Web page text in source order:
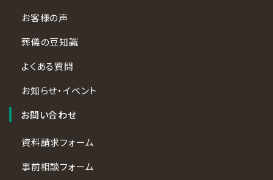
お客様の声
葬儀の豆知識
よくある質問
お知らせ・イベント
お問い合わせ
資料請求フォーム
事前相談フォーム